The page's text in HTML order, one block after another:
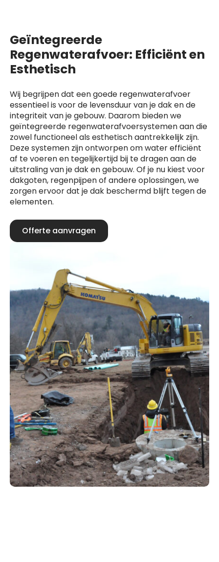
Geïntegreerde
Regenwaterafvoer: Efficiënt en
Esthetisch
Wij begrijpen dat een goede regenwaterafvoer
essentieel is voor de levensduur van je dak en de
integriteit van je gebouw. Daarom bieden we
geïntegreerde regenwaterafvoersystemen aan die
zowel functioneel als esthetisch aantrekkelijk zijn.
Deze systemen zijn ontworpen om water efficiënt
af te voeren en tegelijkertijd bij te dragen aan de
uitstraling van je dak en gebouw. Of je nu kiest voor
dakgoten, regenpijpen of andere oplossingen, we
zorgen ervoor dat je dak beschermd blijft tegen de
elementen.
Offerte aanvragen